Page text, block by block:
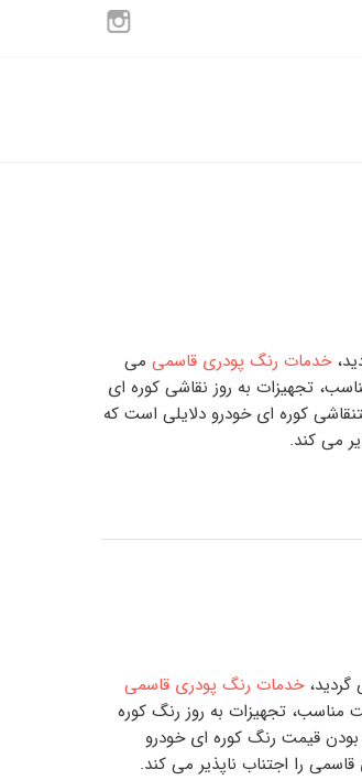
خدمات رنگ پودری قاسمی می
تجهیزات به روز نقاشی کوره ای
کوره ای خودرو دلایلی است که
می کند.
گردید،خدمات رنگ پودری قاسمی
مناسب، تجهیزات به روز رنگ کوره
بودنقیمت رنگ کوره ای خودرو
قاسمی را اجتناب ناپذیر می کند.